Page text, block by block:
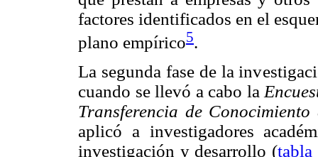
factores identificados en el
plano empírico5.
La segunda fase de la
cuando se llevó a cabo la
Transferencia de
aplicó a investigadores
investigación y desarrollo (tabla